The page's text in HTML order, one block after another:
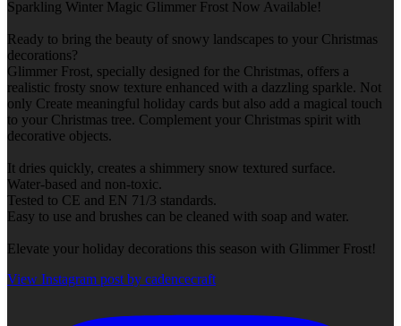
Sparkling Winter Magic Glimmer Frost Now Available!
Ready to bring the beauty of snowy landscapes to your Christmas
decorations?
Glimmer Frost, specially designed for the Christmas, offers a
realistic frosty snow texture enhanced with a dazzling sparkle. Not
only Create meaningful holiday cards but also add a magical touch
to your Christmas tree. Complement your Christmas spirit with
decorative objects.
It dries quickly, creates a shimmery snow textured surface.
Water-based and non-toxic.
Tested to CE and EN 71/3 standards.
Easy to use and brushes can be cleaned with soap and water.
Elevate your holiday decorations this season with Glimmer Frost!
View Instagram post by cadencecraft